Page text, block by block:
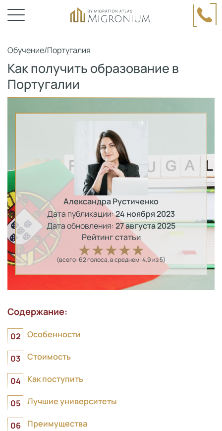
Обучение/Португалия
Как получить образование в
Португалии
Александра Рустиченко
Дата публикации:24 ноября 2023
Дата обновления:27 августа 2025
Рейтинг статьи
(всего:62голоса, в среднем:4.9из 5)
Содержание:
Особенности
Стоимость
Как поступить
Лучшие университеты
Преимущества